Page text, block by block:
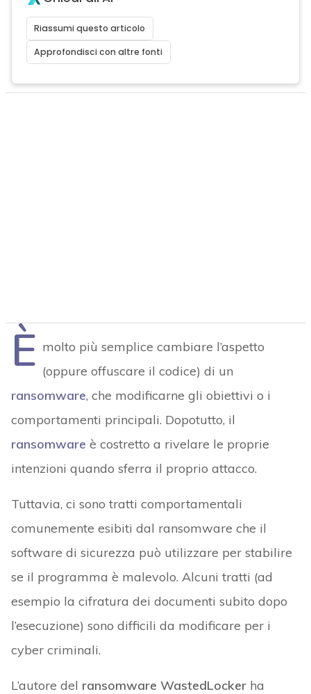
Riassumi questo articolo
Approfondisci con altre fonti
È molto più semplice cambiare l’aspetto
(oppure offuscare il codice) di un
ransomware, che modificarne gli obiettivi o i
comportamenti principali. Dopotutto, il
ransomware è costretto a rivelare le proprie
intenzioni quando sferra il proprio attacco.
Tuttavia, ci sono tratti comportamentali
comunemente esibiti dal ransomware che il
software di sicurezza può utilizzare per stabilire
se il programma è malevolo. Alcuni tratti (ad
esempio la cifratura dei documenti subito dopo
l’esecuzione) sono difficili da modificare per i
cyber criminali.
L’autore del ransomware WastedLockerha